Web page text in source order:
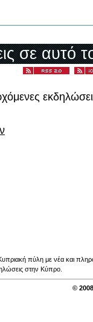
σε αυτό
πύλη με νέα και
στην Κύπρο.
©